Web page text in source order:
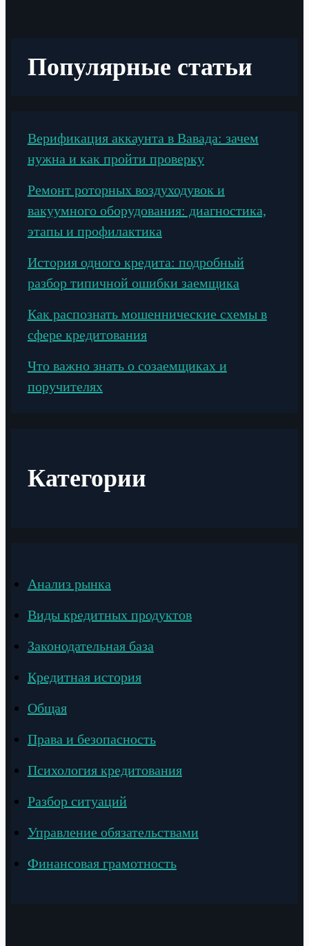
Популярные статьи
Верификация аккаунта в Вавада: зачем
нужна и как пройти проверку
Ремонт роторных воздуходувок и
вакуумного оборудования: диагностика,
этапы и профилактика
История одного кредита: подробный
разбор типичной ошибки заемщика
Как распознать мошеннические схемы в
сфере кредитования
Что важно знать о созаемщиках и
поручителях
Категории
Анализ рынка
Виды кредитных продуктов
Законодательная база
Кредитная история
Общая
Права и безопасность
Психология кредитования
Разбор ситуаций
Управление обязательствами
Финансовая грамотность